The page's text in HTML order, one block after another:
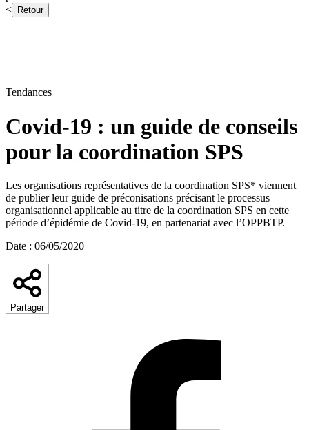
<
Retour
Tendances
Covid-19 : un guide de conseils
pour la coordination SPS
Les organisations représentatives de la coordination SPS* viennent
de publier leur guide de préconisations précisant le processus
organisationnel applicable au titre de la coordination SPS en cette
période d’épidémie de Covid-19, en partenariat avec l’OPPBTP.
Date : 06/05/2020
Partager